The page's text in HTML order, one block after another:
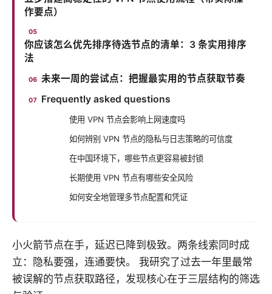
作要点）
你应该怎么优先排序待选节点的清单：3 条实用排序
法
未来一周的尝试点：把握最实用的节点获取节奏
Frequently asked questions
使用 VPN 节点会影响上网速度吗
如何辨别 VPN 节点的隐私与日志策略的可信度
在中国环境下，哪些节点更容易被封锁
长期使用 VPN 节点有哪些安全风险
如何安全地管理多节点配置和凭证
小火箭节点在手，延迟已降到极致。两条线索同时成
立：隐私要强，连通要快。 我研究了过去一年里最常
被误解的节点获取路径，发现核心在于三层结构的筛选